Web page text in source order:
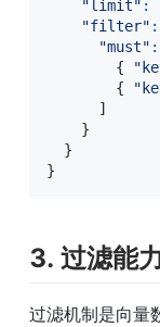
"limit" :
"filter" :
"must" :
{
{
]
}
}
}
3. 过滤能
过滤机制是向量